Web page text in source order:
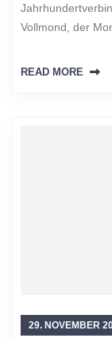
Vollmond, der
READ MORE
29. NOVEMBER